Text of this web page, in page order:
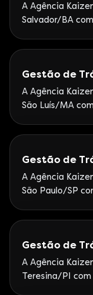
A Agência
Salvador/BA
metodologia
Gestão de
A Agência
São Luís/MA
performance.
Gestão de
A Agência
São Paulo/SP
time Google
Gestão de
A Agência
Teresina/PI